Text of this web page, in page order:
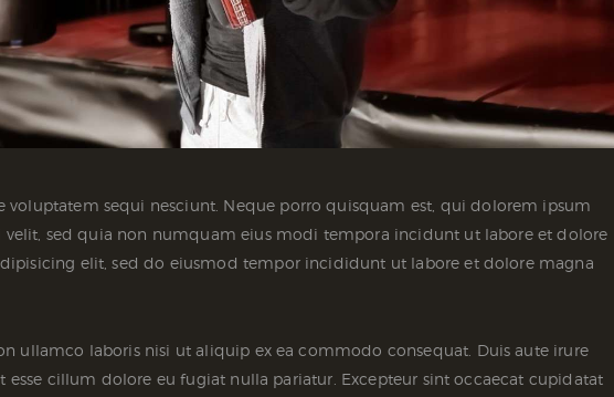
sequi nesciunt. Neque porro quisquam est, qui dolorem ipsum
velit, sed quia non numquam eius modi tempora incidunt ut labore et dolore
elit, sed do eiusmod tempor incididunt ut labore et dolore magna
ullamco laboris nisi ut aliquip ex ea commodo consequat. Duis aute irure
cillum dolore eu fugiat nulla pariatur. Excepteur sint occaecat cupidatat